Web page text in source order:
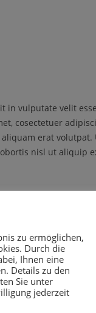
vulputate velit
cosectetuer
erat
nisl ut aliquip
in vulputate velit
cosectetuer
erat
zu ermöglichen,
Durch die
Ihnen eine
Details zu den
Sie unter
jederzeit